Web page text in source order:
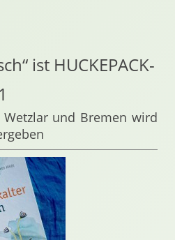
ist HUCKEPACK-
und Bremen wird